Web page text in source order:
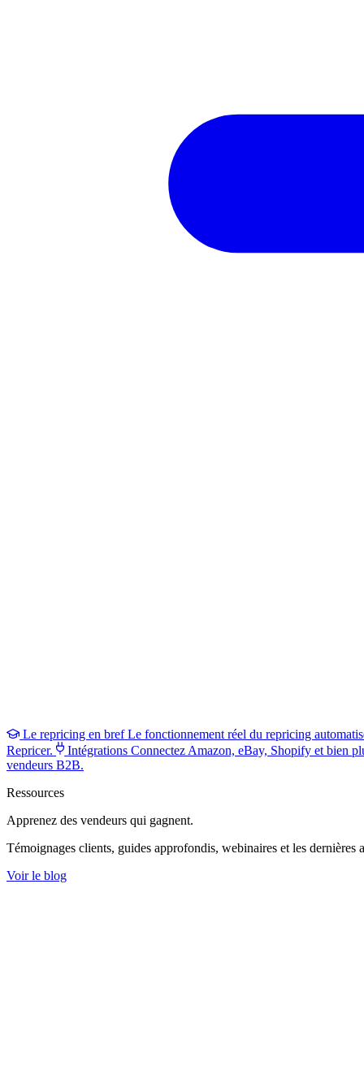
Le repricing en bref Le fonctionnement réel du repricing
Repricer.
Intégrations Connectez Amazon, eBay, Shopify et bien
vendeurs B2B.
Ressources
Apprenez des vendeurs qui gagnent.
Témoignages clients, guides approfondis, webinaires et les dernières
Voir le blog